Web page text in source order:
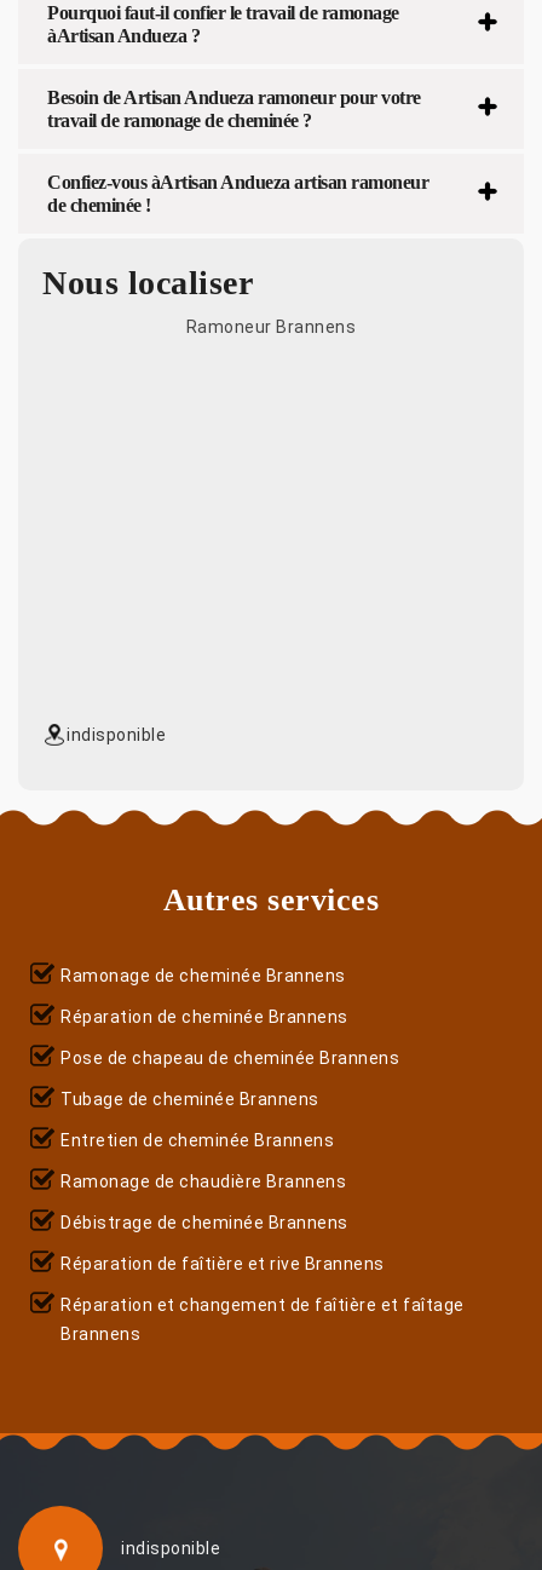
Pourquoi faut-il confier le travail de ramonage
àArtisan Andueza ?
Besoin de Artisan Andueza ramoneur pour votre
travail de ramonage de cheminée ?
Confiez-vous àArtisan Andueza artisan ramoneur
de cheminée !
Nous localiser
Ramoneur Brannens
indisponible
Autres services
Ramonage de cheminée Brannens
Réparation de cheminée Brannens
Pose de chapeau de cheminée Brannens
Tubage de cheminée Brannens
Entretien de cheminée Brannens
Ramonage de chaudière Brannens
Débistrage de cheminée Brannens
Réparation de faîtière et rive Brannens
Réparation et changement de faîtière et faîtage
Brannens
indisponible